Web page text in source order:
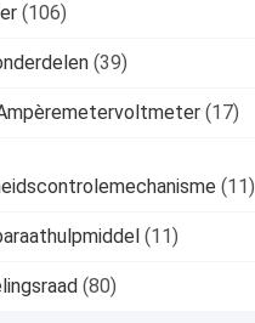
(106)
(39)
(17)
(11)
(11)
(80)